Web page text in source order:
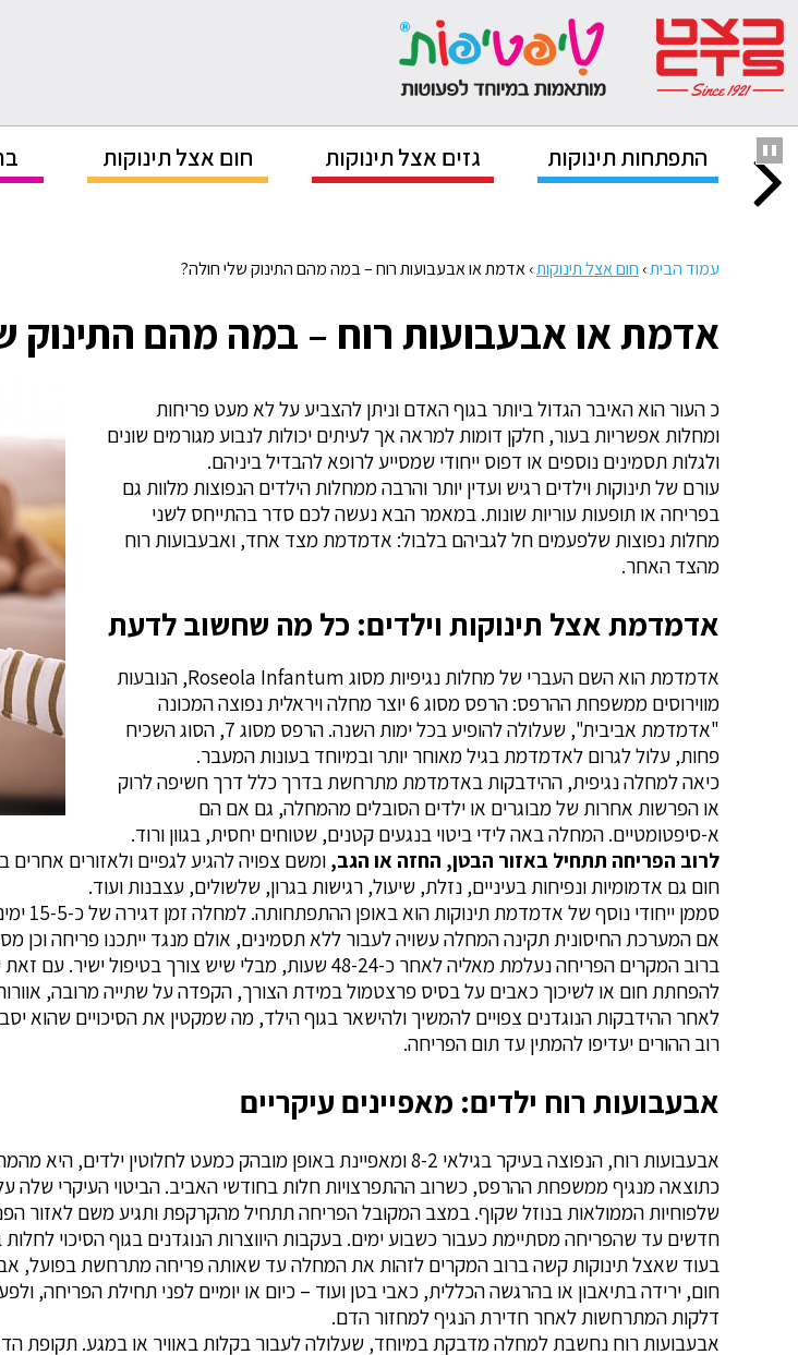
התפתחות תינוקות גזים אצל תינוקות חום אצל תינוקות
עמוד הבית› חום אצל תינוקות›אדמת או אבעבועות רוח – במה מהם התינוק שלי חולה?
אדמת או אבעבועות רוח – במה מהם התינוק
כ העור הוא האיבר הגדול ביותר בגוף האדם וניתן להצביע על לא מעט פריחות
ומחלות אפשריות בעור, חלקן דומות למראה אך לעיתים יכולות לנבוע מגורמים שונים
ולגלות תסמינים נוספים או דפוס ייחודי שמסייע לרופא להבדיל ביניהם.
עורם של תינוקות וילדים רגיש ועדין יותר והרבה ממחלות הילדים הנפוצות מלוות גם
בפריחה או תופעות עוריות שונות. במאמר הבא נעשה לכם סדר בהתייחס לשני
מחלות נפוצות שלפעמים חל לגביהם בלבול: אדמדמת מצד אחד, ואבעבועות רוח
מהצד האחר.
אדמדמת אצל תינוקות וילדים: כל מה שחשוב לדעת
אדמדמת הוא השם העברי של מחלות נגיפיות מסוג Roseola Infantum, הנובעות
מווירוסים ממשפחת ההרפס: הרפס מסוג 6 יוצר מחלה ויראלית נפוצה המכונה
"אדמדמת אביבית", שעלולה להופיע בכל ימות השנה. הרפס מסוג 7, הסוג השכיח
פחות, עלול לגרום לאדמדמת בגיל מאוחר יותר ובמיוחד בעונות המעבר.
כיאה למחלה נגיפית, ההידבקות באדמדמת מתרחשת בדרך כלל דרך חשיפה לרוק
או הפרשות אחרות של מבוגרים או ילדים הסובלים מהמחלה, גם אם הם
א-סיפטומטיים. המחלה באה לידי ביטוי בנגעים קטנים, שטוחים יחסית, בגוון ורוד.
לרוב הפריחה תתחיל באזור הבטן, החזה או הגב, ומשם צפויה להגיע לגפיים ולאזורים
חום גם אדמומיות ונפיחות בעיניים, נזלת, שיעול, רגישות בגרון, שלשולים, עצבנות ועוד.
אם המערכת החיסונית תקינה המחלה עשויה לעבור ללא תסמינים, אולם מנגד ייתכנו פריחה וכן
ברוב המקרים הפריחה נעלמת מאליה לאחר כ-48-24 שעות,
להפחתת חום או לשיכוך כאבים על בסיס פרצטמול במידת הצורך, הקפדה על שתייה מרובה,
רוב ההורים יעדיפו להמתין עד תום הפריחה.
אבעבועות רוח ילדים: מאפיינים עיקריים
אבעבועות רוח, הנפוצה בעיקר בגילאי 8-2 ומאפיינת באופן מובהק
כתוצאה מנגיף ממשפחת ההרפס, כשרוב ההתפרצויות חלות בחודשי האביב. הביטוי העיקרי שלה
שלפוחיות הממולאות בנוזל שקוף. במצב המקובל הפריחה תתחיל מהקרקפת ותגיע משם לאזור
חדשים עד שהפריחה מסתיימת כעבור כשבוע ימים. בעקבות היווצרות הנוגדנים בגוף הסיכוי
בעוד שאצל תינוקות קשה ברוב המקרים לזהות את המחלה עד שאותה פריחה מתרחשת בפועל,
חום, ירידה בתיאבון או בהרגשה הכללית, כאבי בטן ועוד – כיום או יומיים לפני תחילת הפריחה,
דלקות המתרחשות לאחר חדירת הנגיף למחזור הדם.